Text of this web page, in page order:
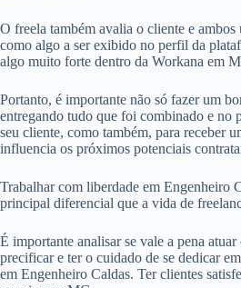
O freela também avalia o cliente e ambos
como algo a ser exibido no perfil da
algo muito forte dentro da Workana em
Portanto, é importante não só fazer um
entregando tudo que foi combinado e no
seu cliente, como também, para receber
influencia os próximos potenciais
Trabalhar com liberdade em Engenheiro
principal diferencial que a vida de
É importante analisar se vale a pena
precificar e ter o cuidado de se dedicar
em Engenheiro Caldas. Ter clientes